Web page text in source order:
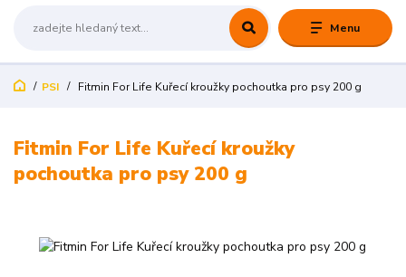
Menu
PSI Fitmin For Life Kuřecí kroužky pochoutka pro psy 200 g
Fitmin For Life Kuřecí kroužky
pochoutka pro psy 200 g